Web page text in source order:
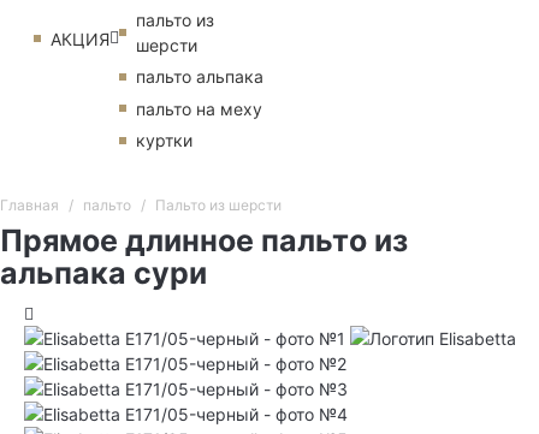
АКЦИЯ
пальто из
шерсти
пальто альпака
пальто на меху
куртки
Главная пальто Пальто из шерсти
Прямое длинное пальто из
альпака сури